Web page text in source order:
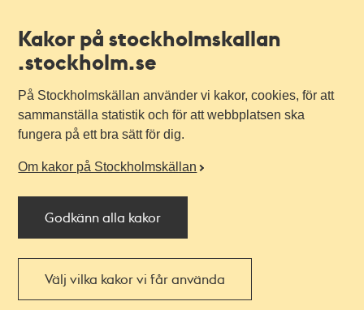
Kakor på stockholmskallan
.stockholm.se
På Stockholmskällan använder vi kakor, cookies, för att
sammanställa statistik och för att webbplatsen ska
fungera på ett bra sätt för dig.
Om kakor på Stockholmskällan
Godkänn alla kakor
Välj vilka kakor vi får använda